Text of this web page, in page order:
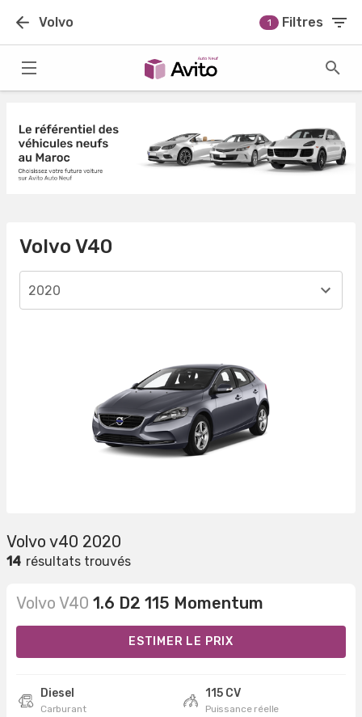
Volvo 1 Filtres
Volvo V40
2020
Volvo v40 2020
14 résultats trouvés
Volvo V40 1.6 D2 115 Momentum
ESTIMER LE PRIX
Diesel
Carburant
115 CV
Puissance réelle